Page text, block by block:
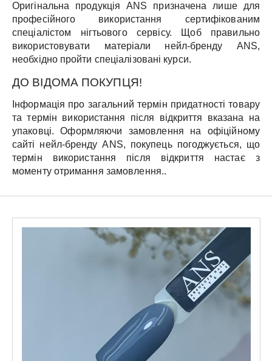
Оригінальна продукція ANS призначена лише для
професійного використання сертифікованим
спеціалістом нігтьового сервісу. Щоб правильно
використовувати матеріали нейл-бренду ANS,
необхідно пройти спеціалізовані курси.
ДО ВІДОМА ПОКУПЦЯ!
Інформація про загальний термін придатності товару
та термін використання після відкриття вказана на
упаковці. Оформляючи замовлення на офіційному
сайті нейл-бренду ANS, покупець погоджується, що
термін використання після відкриття настає з
моменту отримання замовлення..